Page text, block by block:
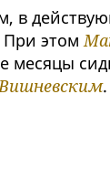
в
При этом
месяцы
.